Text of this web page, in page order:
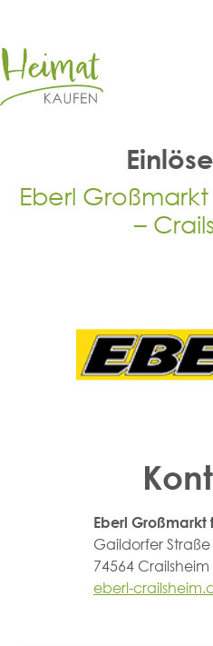
Eberl
–
Eberl
Gaildorfer Straße
74564 Crailsheim
eberl-